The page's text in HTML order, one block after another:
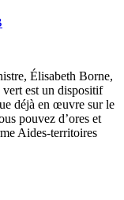
Élisabeth Borne,
est un dispositif
déjà en œuvre sur le
pouvez d’ores et
Aides-territoires